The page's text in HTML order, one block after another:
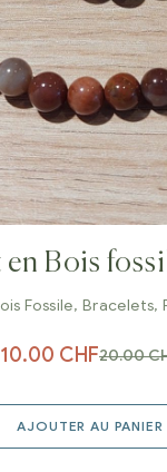
Bois
Fossile, Bracelets,
20.00
10.00 CHF
AJOUTER AU PANIER